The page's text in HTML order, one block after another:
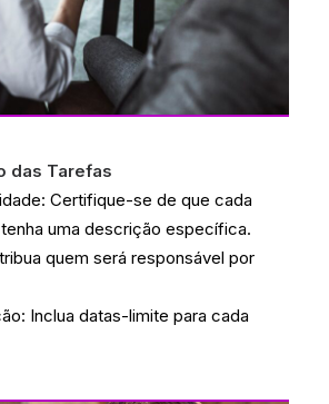
das Tarefas
Certifique-se de que cada
uma descrição específica.
quem será responsável por
Inclua datas-limite para cada